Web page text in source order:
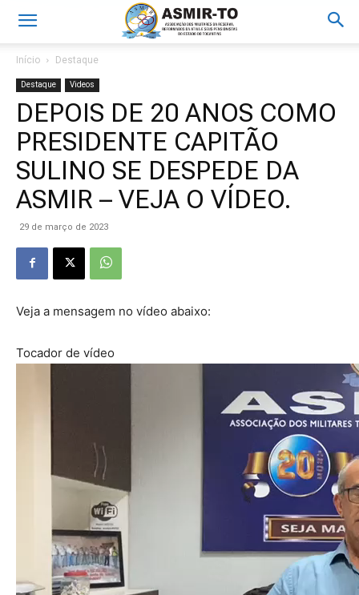
Início Destaque
Destaque Videos
DEPOIS DE 20 ANOS COMO
PRESIDENTE CAPITÃO
SULINO SE DESPEDE DA
ASMIR – VEJA O VÍDEO.
29 de março de 2023
Veja a mensagem no vídeo abaixo:
Tocador de vídeo